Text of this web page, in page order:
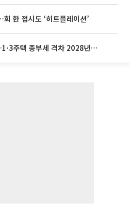
한 접시도 ‘히트플레이션’
종부세 개편에도…1·3주택 종부세 격차 2028년부터 확대